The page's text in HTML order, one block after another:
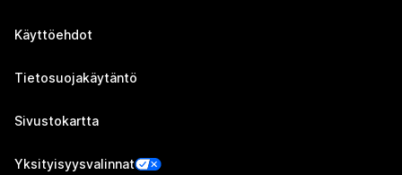
Käyttöehdot
Tietosuojakäytäntö
Sivustokartta
Yksityisyysvalinnat